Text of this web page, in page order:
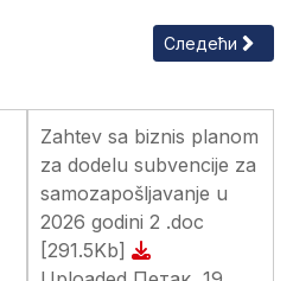
ПОЗИВ ЗА РЕАЛИЗАЦИЈУ МЕРЕ
Следећи
Следећи
Zahtev sa biznis planom
za dodelu subvencije za
samozapošljavanje u
2026 godini 2 .doc
[291.5Kb]